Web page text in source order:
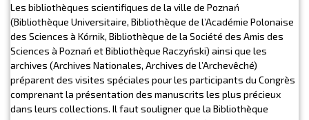
Les bibliothèques scientifiques de la ville de Poznań
(Bibliothèque Universitaire, Bibliothèque de l’Académie Polonaise
des Sciences à Kórnik, Bibliothèque de la Société des Amis des
Sciences à Poznań et Bibliothèque Raczyński) ainsi que les
archives (Archives Nationales, Archives de l’Archevêché)
préparent des visites spéciales pour les participants du Congrès
comprenant la présentation des manuscrits les plus précieux
dans leurs collections. Il faut souligner que la Bibliothèque